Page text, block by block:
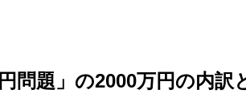
問題」の2000万円の内訳